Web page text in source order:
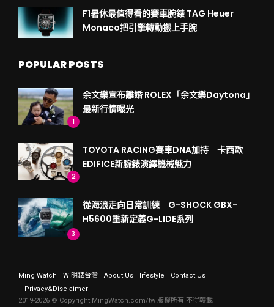
F1暑休最值得看的賽車腕錶 TAG Heuer
Monaco把引擎轉動搬上手腕
POPULAR POSTS
1
余文樂宣布離婚 ROLEX「余文樂Daytona」
最新行情曝光
2
TOYOTA RACING賽車DNA加持 卡西歐
EDIFICE新腕錶演繹機械魅力
3
從海浪走向日常訓練 G-SHOCK GBX-
H5600重新定義G-LIDE系列
Ming Watch TW 明錶台灣 About Us lifestyle
Contact Us
Privacy&Disclaimer
2019-2026 © Copyright MingWatch.com/tw 版權所有 不得轉載